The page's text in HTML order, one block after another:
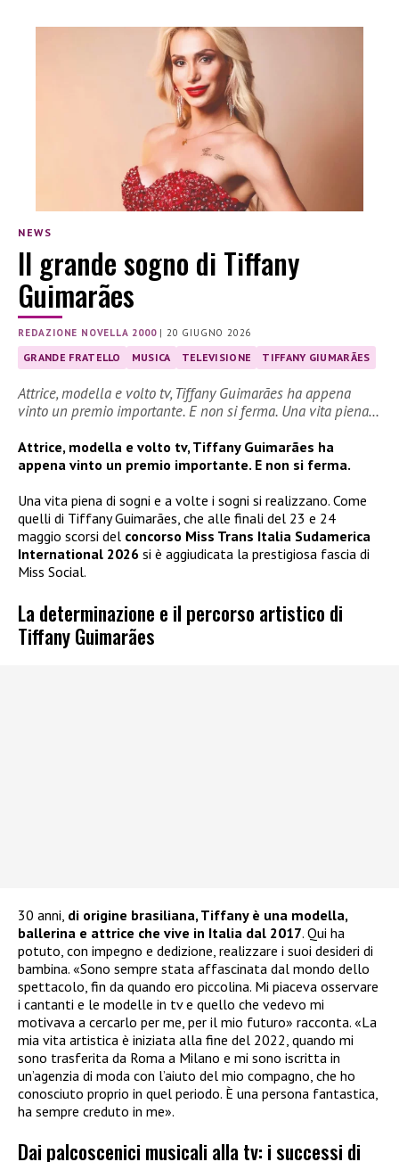
NEWS
Il grande sogno di Tiffany
Guimarães
REDAZIONE NOVELLA 2000|20 GIUGNO 2026
GRANDE FRATELLO MUSICA TELEVISIONE TIFFANY GIUMARÃES
Attrice, modella e volto tv, Tiffany Guimarães ha appena
vinto un premio importante. E non si ferma. Una vita piena…
Attrice, modella e volto tv, Tiffany Guimarães ha
appena vinto un premio importante. E non si ferma.
Una vita piena di sogni e a volte i sogni si realizzano. Come
quelli di Tiffany Guimarães, che alle finali del 23 e 24
maggio scorsi del concorso Miss Trans Italia Sudamerica
International 2026 si è aggiudicata la prestigiosa fascia di
Miss Social.
La determinazione e il percorso artistico di
Tiffany Guimarães
30 anni, di origine brasiliana, Tiffany è una modella,
ballerina e attrice che vive in Italia dal 2017. Qui ha
potuto, con impegno e dedizione, realizzare i suoi desideri di
bambina. «Sono sempre stata affascinata dal mondo dello
spettacolo, fin da quando ero piccolina. Mi piaceva osservare
i cantanti e le modelle in tv e quello che vedevo mi
motivava a cercarlo per me, per il mio futuro» racconta. «La
mia vita artistica è iniziata alla fine del 2022, quando mi
sono trasferita da Roma a Milano e mi sono iscritta in
un’agenzia di moda con l’aiuto del mio compagno, che ho
conosciuto proprio in quel periodo. È una persona fantastica,
ha sempre creduto in me».
Dai palcoscenici musicali alla tv: i successi di